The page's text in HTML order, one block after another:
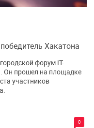
Хакатона
0
форум IT-
Он прошел на площадке
участников